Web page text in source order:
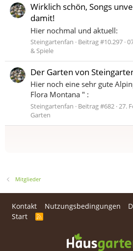
Wirklich schön, Songs
damit!
Hier nochmal und aktuell:
Steingartenfan Beitrag #10.297
& Spiele
Der Garten von
Hier noch eine sehr gute
Flora Montana " :
Steingartenfan Beitrag #682 27.
Garten
Mitglieder
Kontakt Nutzungsbedingungen
Start
R